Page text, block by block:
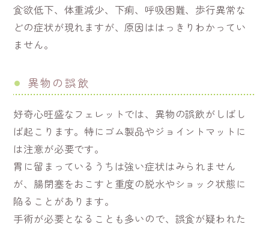
食欲低下、体重減少、下痢、呼吸困難、歩行異常な
どの症状が現れますが、原因ははっきりわかってい
ません。
異物の誤飲
好奇心旺盛なフェレットでは、異物の誤飲がしばし
ば起こります。特にゴム製品やジョイントマットに
は注意が必要です。
胃に留まっているうちは強い症状はみられません
が、腸閉塞をおこすと重度の脱水やショック状態に
陥ることがあります。
手術が必要となることも多いので、誤食が疑われた